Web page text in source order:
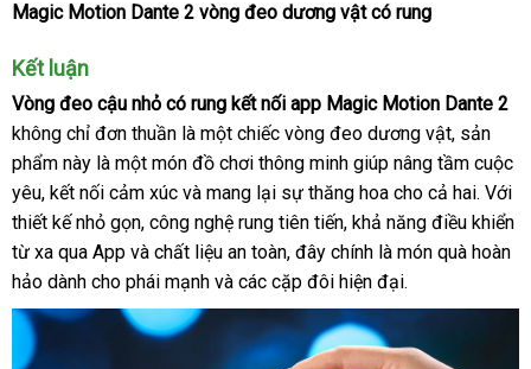
Vòng
cậu
nhỏ
có
rung
kết
nối
App
Magic
Motion
2
Magic Motion Dante 2 vòng đeo dương vật có rung
Kết luận
Vòng đeo cậu nhỏ có rung kết nối app Magic Motion Dante 2
không chỉ đơn thuần là một chiếc vòng đeo dương vậtở
đâu
, sản
phẩm này là một món đồ chơi thông minh giúp nâng tầm cuộc
yêuquà
tặng
, kết nối cảm xúc giá
sỉ
và mang lại sự thăng hoa cho cả haitrung
tâm
. Với
thiết kế nhỏ gọntự
động
, công nghệ rung tiên tiếnlấy
hàng
, khả năng điều khiển
từ xa qua App so
sánh
và chất liệu an toàntư
vấn
, đây chính là món quà hoàn
hảo dành cho phái mạnh vệ
sinh
và thế
giới
các cặp đôi hiện đại.